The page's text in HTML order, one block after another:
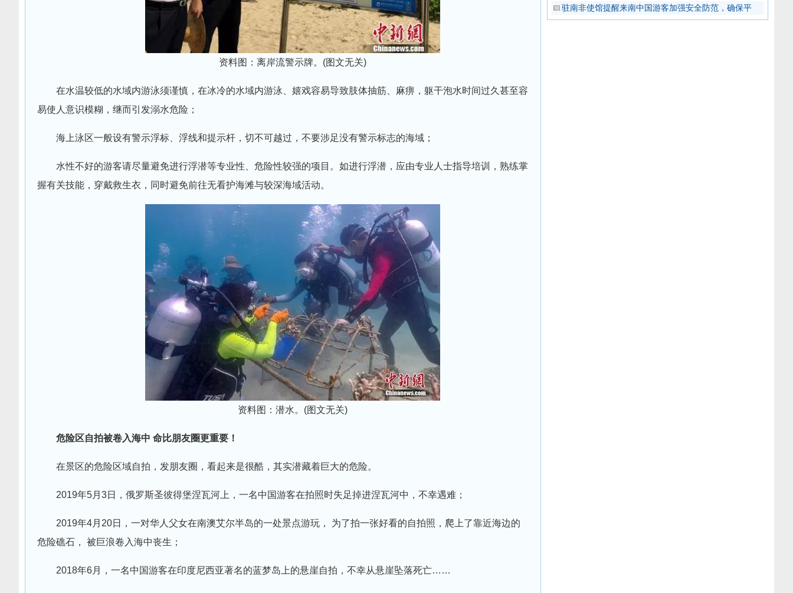
资料图：离岸流警示牌。(图文无关)
在水温较低的水域内游泳须谨慎，在冰冷的水域内游泳、嬉戏容易导致肢体抽筋、麻痹，躯干泡水时间过久甚至容
易使人意识模糊，继而引发溺水危险；
海上泳区一般设有警示浮标、浮线和提示杆，切不可越过，不要涉足没有警示标志的海域；
水性不好的游客请尽量避免进行浮潜等专业性、危险性较强的项目。如进行浮潜，应由专业人士指导培训，熟练掌
握有关技能，穿戴救生衣，同时避免前往无看护海滩与较深海域活动。
资料图：潜水。(图文无关)
危险区自拍被卷入海中 命比朋友圈更重要！
在景区的危险区域自拍，发朋友圈，看起来是很酷，其实潜藏着巨大的危险。
2019年5月3日，俄罗斯圣彼得堡涅瓦河上，一名中国游客在拍照时失足掉进涅瓦河中，不幸遇难；
2019年4月20日，一对华人父女在南澳艾尔半岛的一处景点游玩， 为了拍一张好看的自拍照，爬上了靠近海边的
危险礁石， 被巨浪卷入海中丧生；
2018年6月，一名中国游客在印度尼西亚著名的蓝梦岛上的悬崖自拍，不幸从悬崖坠落死亡……
驻南非使馆提醒来南中国游客加强安全防范，确保平